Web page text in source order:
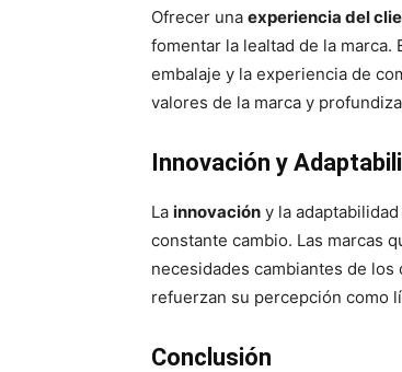
Ofrecer una experiencia del
fomentar la lealtad de la
embalaje y la experiencia de
valores de la marca y
Innovación y
La innovación y la
constante cambio. Las marcas
necesidades cambiantes de
refuerzan su percepción como
Conclusión